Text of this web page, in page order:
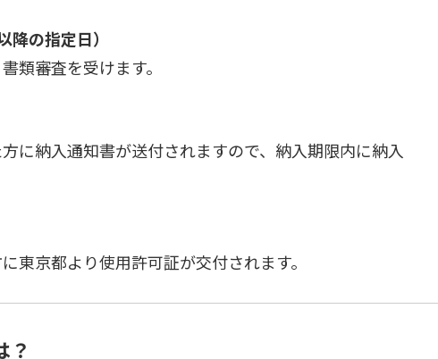
の指定日）
類審査を受けます。
に納入通知書が送付されますので、納入期限内に納入
東京都より使用許可証が交付されます。
？